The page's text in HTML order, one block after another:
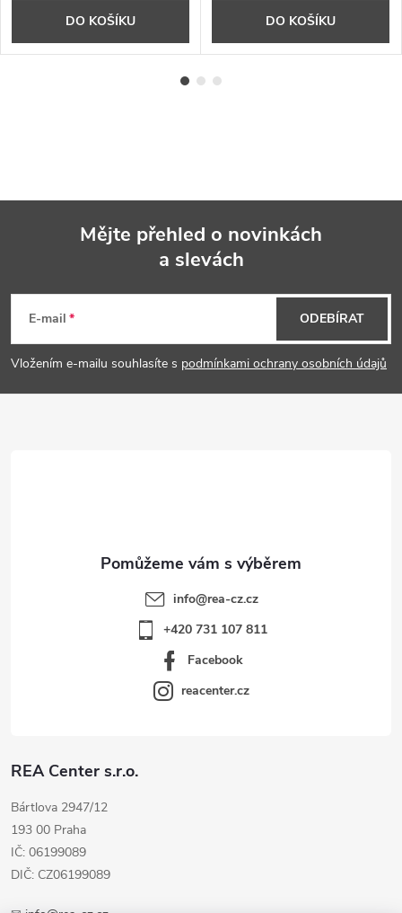
DO KOŠÍKU DO KOŠÍKU
p
a
Mějte přehled o novinkách
a slevách
E-mail
Vložením e-mailu souhlasíte s podmínkami ochrany osobních údajů
ODEBÍRAT
REA Center s.r.o.
Bártlova 2947/12
193 00 Praha
IČ: 06199089
DIČ: CZ06199089
info@rea-cz.cz
+420 731 107 811
Facebook
reacenter.cz